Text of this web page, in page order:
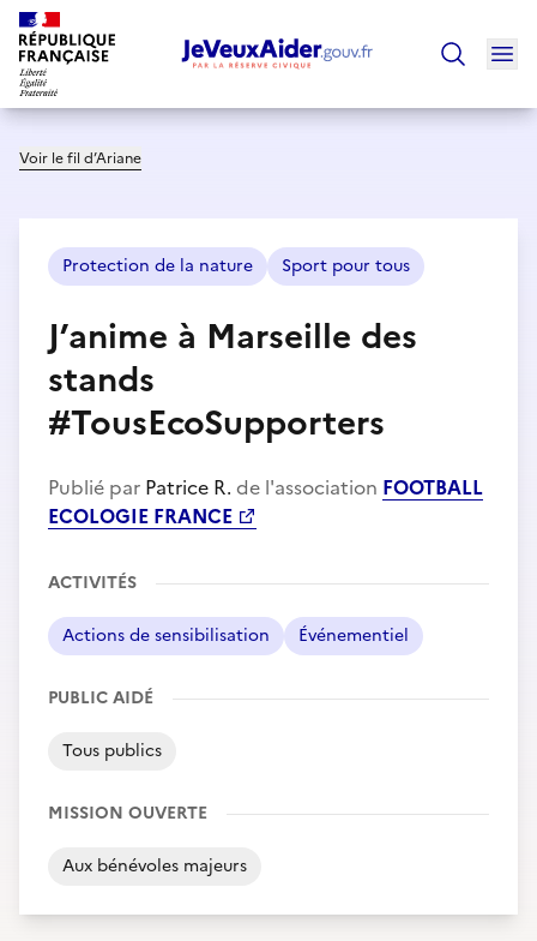
Voir le fil d’Ariane
Protection de la nature Sport pour tous
J’anime à Marseille des
stands
#TousEcoSupporters
Publié par Patrice R. de l'association FOOTBALL
ECOLOGIE FRANCE
ACTIVITÉS
Actions de sensibilisation Événementiel
PUBLIC AIDÉ
Tous publics
MISSION OUVERTE
Aux bénévoles majeurs